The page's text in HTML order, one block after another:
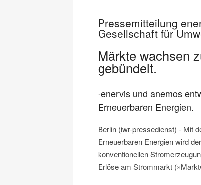
Pressemitteilung
Gesellschaft für
Märkte wachsen
gebündelt.
-enervis und anemos
Erneuerbaren Energien.
Berlin (iwr-pressedienst) - Mit
Erneuerbaren Energien wird
konventionellen
Erlöse am Strommarkt